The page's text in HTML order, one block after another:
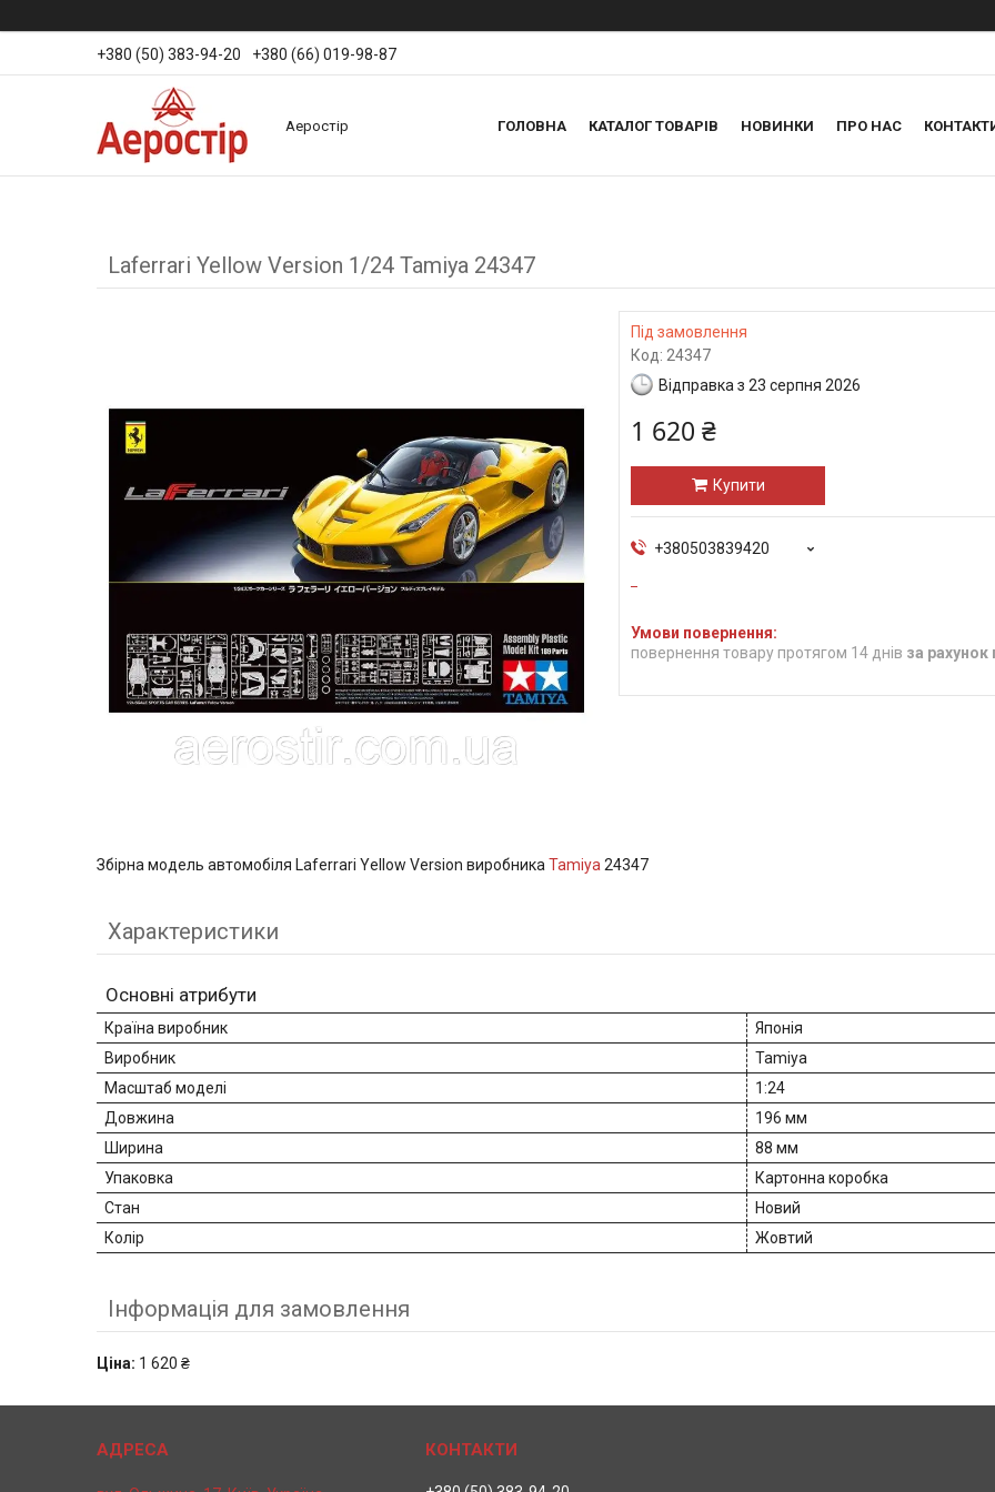
+380 (50) 383-94-20 +380 (66) 019-98-87
Аеростір ГОЛОВНА КАТАЛОГ ТОВАРІВ НОВИНКИ ПРО НАС
Laferrari Yellow Version 1/24 Tamiya 24347
Під замовлення
Код: 24347
Відправка з 23 серпня 2026
1 620 ₴
Купити
+380503839420
повернення товару протягом 14 днів за рахунок
Збірна модель автомобіля Laferrari Yellow Version виробникаTamiya24347
Характеристики
Основні атрибути
Країна виробник
Японія
Виробник
Tamiya
Масштаб моделі
1:24
Довжина
196 мм
Ширина
88 мм
Упаковка
Картонна коробка
Стан
Новий
Колір
Жовтий
Інформація для замовлення
Ціна: 1 620 ₴